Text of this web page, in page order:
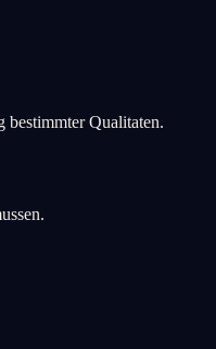
bestimmter Qualitaten.